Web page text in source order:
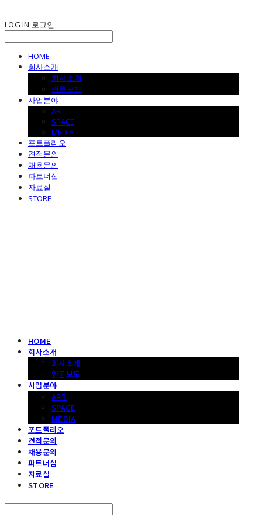
LOG IN 로그인
HOME
회사소개
회사소개
언론보도
사업분야
ART
SPACE
MEDIA
포트폴리오
견적문의
채용문의
파트너십
자료실
STORE
HOME
회사소개
회사소개
언론보도
사업분야
ART
SPACE
MEDIA
포트폴리오
견적문의
채용문의
파트너십
자료실
STORE